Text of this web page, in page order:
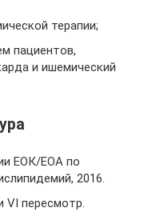
терапии;
пациентов,
и ишемический
ЕОК/ЕОА по
2016.
VI пересмотр.